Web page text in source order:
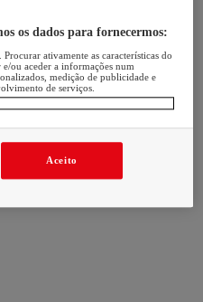
os dados para fornecermos:
ativamente as características do
ou aceder a informações num
medição de publicidade e
de serviços.
Aceito